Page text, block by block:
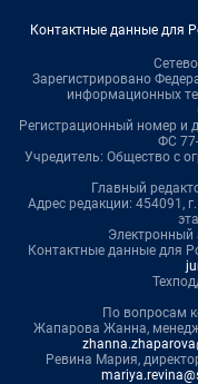
Контактные данные для
Зарегистрировано
информационных
Регистрационный номер и
ФС
Учредитель: Общество с
Главный
Адрес редакции: 454091,
Электронный
Контактные данные для
По вопросам
Жапарова Жанна,
Ревина Мария,